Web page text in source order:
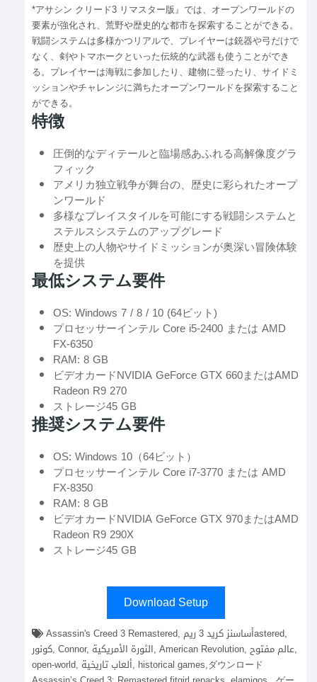
*アサシン クリード3 リマスター版』では、オープンワールドの
要素が強化され、荒野や歴史的な都市を探索することができる。
戦闘システムは多様かつリアルで、プレイヤーは銃器や弓だけで
なく、剣やトマホークといった伝統的な武器も使うことができ
る。プレイヤーは海戦に参加したり、建物に登ったり、サイドミ
ッションやチャレンジに満ちたオープンワールドを探索すること
ができる。
特徴
圧倒的なディテールと臨場感あふれる高解像度グラ
フィック
アメリカ独立戦争が舞台の、歴史に彩られたオープ
ンワールド
多様なプレイスタイルを可能にする戦闘システムと
ステルスシステムのアップグレード
歴史上の人物やサイドミッションが奥深い冒険体験
を提供
最低システム要件
OS: Windows 7 / 8 / 10 (64ビット)
プロセッサーインテル Core i5-2400 または AMD
FX-6350
RAM: 8 GB
ビデオカードNVIDIA GeForce GTX 660またはAMD
Radeon R9 270
ストレージ45 GB
推奨システム要件
OS: Windows 10（64ビット）
プロセッサーインテル Core i7-3770 または AMD
FX-8350
RAM: 8 GB
ビデオカードNVIDIA GeForce GTX 970またはAMD
Radeon R9 290X
ストレージ45 GB
Download Setup
Assassin's Creed 3 Remastered, أساسنز كريد 3 ريمastered,
كونور, Connor, الثورة الأمريكية, American Revolution, عالم مفتوح,
open-world, ألعاب تاريخية, historical games,ダウンロード